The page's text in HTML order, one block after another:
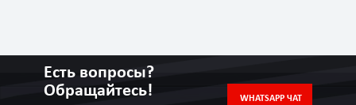
Есть вопросы?
Обращайтесь!
WHATSAPP ЧАТ